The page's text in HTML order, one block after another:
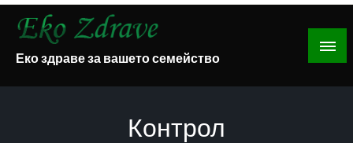
Skip
Еко здраве за вашето семейство
Контрол